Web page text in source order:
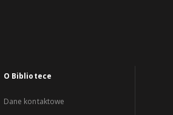
O Bibliotece
Dane kontaktowe